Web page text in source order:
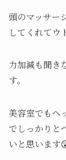
頭のマッサー
してくれてウ
力加減も聞き
す。
美容室でもヘ
でしっかりと
いと思います